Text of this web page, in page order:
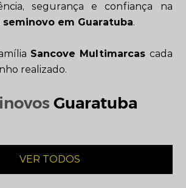
segurança e confiança na
seminovo em Guaratuba.
Sancove Multimarcas cada
realizado.
Guaratuba
VER TODOS